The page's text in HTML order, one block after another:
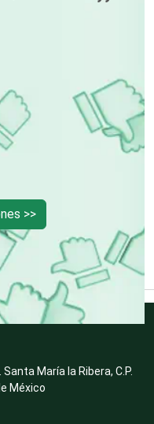
>>
María la Ribera, C.P.
México